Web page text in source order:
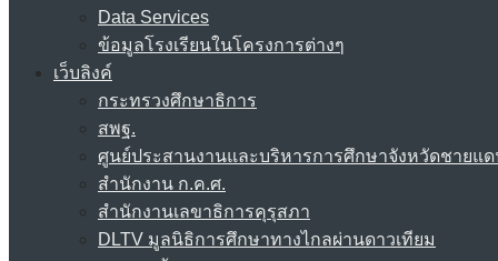
Data Services
ข้อมูลโรงเรียนในโครงการต่างๆ
เว็บลิงค์
กระทรวงศึกษาธิการ
สพฐ.
ศูนย์ประสานงานและบริหารการศึกษาจังหวัดชายแ
สำนักงาน ก.ค.ศ.
สำนักงานเลขาธิการคุรุสภา
DLTV มูลนิธิการศึกษาทางไกลผ่านดาวเทียม